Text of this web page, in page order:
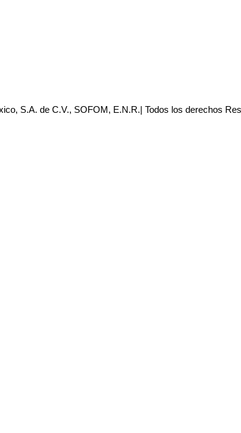
S.A. de C.V., SOFOM, E.N.R.| Todos los derechos